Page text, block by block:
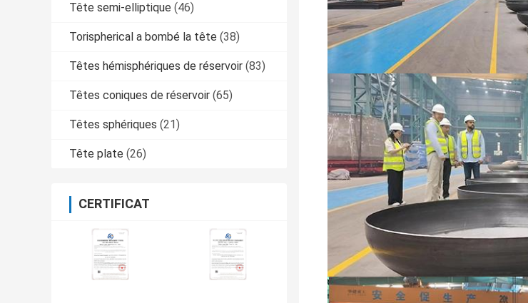
Tête semi-elliptique (46)
Torispherical a bombé la tête (38)
Têtes hémisphériques de réservoir (83)
Têtes coniques de réservoir (65)
Têtes sphériques (21)
Tête plate (26)
CERTIFICAT